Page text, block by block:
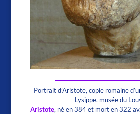
Portrait d’Aristote, copie romaine
Lysippe, musée du
Aristote, né en 384 et mort en 322